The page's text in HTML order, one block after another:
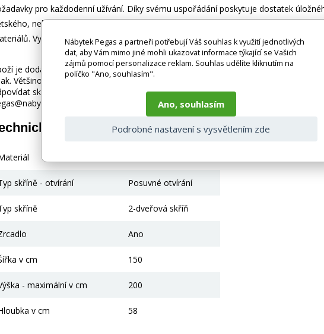
pro každodenní užívání. Díky svému uspořádání poskytuje dostatek
nebo studentského pokoje. Skříň je dodávána v demontu a součástí je
Vyobrazené dekorace nejsou v ceně.
je dodáváno bez doplňků a dekorací (např. textilních doplňků, spotřebičů,
Většinou je zboží dodáváno v demontovaném stavu, dle charakteru zboží.
skutečnosti vlivem nastavení monitoru a převodem do el. podoby. V
pegas.cz či volejte 777244446.
parametry
skříně - otvírání Posuvné otvírání
skříně 2-dveřová skříň
Ano
v cm 150
- maximální v cm 200
v cm 58
Nábytek Pegas a partneři potřebují Váš souhlas k využití jednotlivých
dat, aby Vám mimo jiné mohli ukazovat informace týkající se Vašich
zájmů pomocí personalizace reklam. Souhlas udělíte kliknutím na
políčko "Ano, souhlasím".
Ano, souhlasím
Podrobné nastavení s vysvětlením zde